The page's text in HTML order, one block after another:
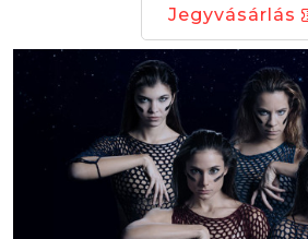
Jegyvásárlás